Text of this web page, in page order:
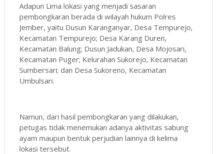
Adapun Lima lokasi yang menjadi sasaran
pembongkaran berada di wilayah hukum Polres
Jember, yaitu Dusun Karanganyar, Desa Tempurejo,
Kecamatan Tempurejo; Desa Karang Duren,
Kecamatan Balung; Dusun Jadukan, Desa Mojosari,
Kecamatan Puger; Kelurahan Sukorejo, Kecamatan
Sumbersari; dan Desa Sukoreno, Kecamatan
Umbulsari.
Namun, dari hasil pembongkaran yang dilakukan,
petugas tidak menemukan adanya aktivitas sabung
ayam maupun bentuk perjudian lainnya di kelima
lokasi tersebut.